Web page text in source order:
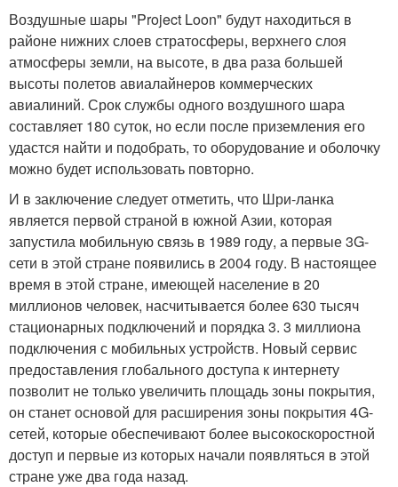
Воздушные шары "Project Loon" будут находиться в
районе нижних слоев стратосферы, верхнего слоя
атмосферы земли, на высоте, в два раза большей
высоты полетов авиалайнеров коммерческих
авиалиний. Срок службы одного воздушного шара
составляет 180 суток, но если после приземления его
удастся найти и подобрать, то оборудование и оболочку
можно будет использовать повторно.
И в заключение следует отметить, что Шри-ланка
является первой страной в южной Азии, которая
запустила мобильную связь в 1989 году, а первые 3G-
сети в этой стране появились в 2004 году. В настоящее
время в этой стране, имеющей население в 20
миллионов человек, насчитывается более 630 тысяч
стационарных подключений и порядка 3. 3 миллиона
подключения с мобильных устройств. Новый сервис
предоставления глобального доступа к интернету
позволит не только увеличить площадь зоны покрытия,
он станет основой для расширения зоны покрытия 4G-
сетей, которые обеспечивают более высокоскоростной
доступ и первые из которых начали появляться в этой
стране уже два года назад.